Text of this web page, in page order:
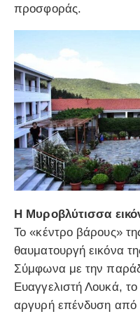
προσφοράς.
Η Μυροβλύτισσα
Το «κέντρο βάρους»
θαυματουργή εικόνα
Σύμφωνα με την
Ευαγγελιστή Λουκά,
αργυρή επένδυση από